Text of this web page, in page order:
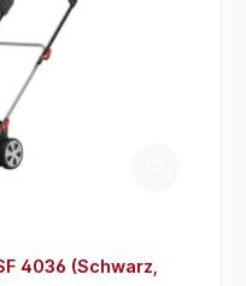
4036 (Schwarz,